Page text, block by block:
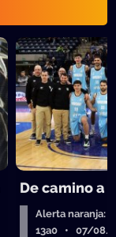
De camino a
Alerta naranja:
13a0 • 07/08/